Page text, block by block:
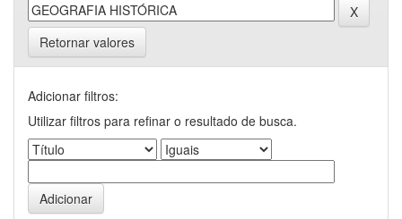
Retornar valores
Adicionar filtros:
Utilizar filtros para refinar o resultado de busca.